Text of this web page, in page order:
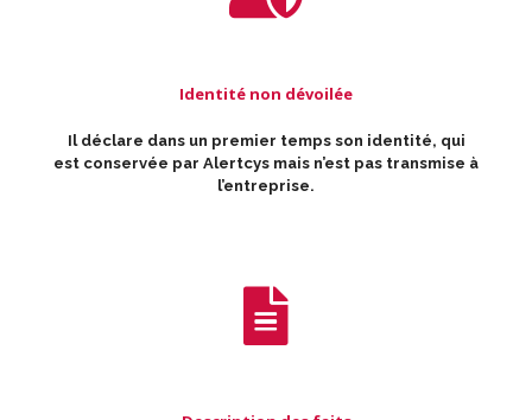
Identité non dévoilée
Il déclare dans un premier temps son identité, qui
est conservée par Alertcys mais n’est pas transmise à
l’entreprise.